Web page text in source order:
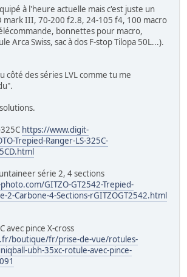
à l'heure actuelle mais c'est juste un
mark III, 70-200 f2.8, 24-105 f4, 100 macro
bonnettes pour macro,
Arca Swiss, sac à dos F-stop Tilopa 50L...).
côté des séries LVL comme tu me
https://www.digit-
Trepied-Ranger-LS-325C-
série 2, 4 sections
GITZO-GT2542-Trepied-
2-Carbone-4-Sections-rGITZOGT2542.html
avec pince X-cross
boutique/fr/prise-de-vue/rotules-
ubh-35xc-rotule-avec-pince-